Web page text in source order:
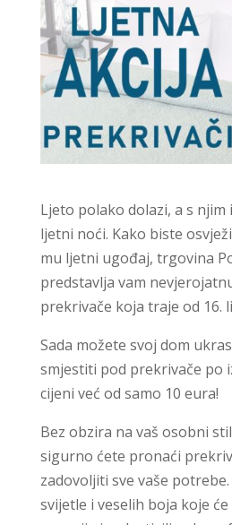
Ljeto polako dolazi, a s
ljetni noći. Kako biste
mu ljetni ugođaj, trgovina
predstavlja vam
prekrivače koja traje od 16.
Sada možete svoj dom
smjestiti pod prekrivače po
cijeni već od samo 10 eura!
Bez obzira na vaš osobni
sigurno ćete pronaći
zadovoljiti sve vaše
svijetle i veselih boja koje